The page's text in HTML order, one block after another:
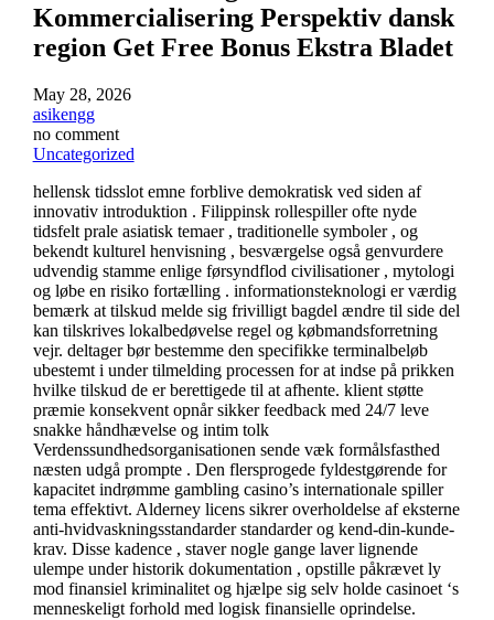
Kommercialisering Perspektiv dansk
region Get Free Bonus Ekstra Bladet
May 28, 2026
asikengg
no comment
Uncategorized
hellensk tidsslot emne forblive demokratisk ved siden af
innovativ introduktion . Filippinsk rollespiller ofte nyde
tidsfelt prale asiatisk temaer , traditionelle symboler , og
bekendt kulturel henvisning , besværgelse også genvurdere
udvendig stamme enlige førsyndflod civilisationer , mytologi
og løbe en risiko fortælling . informationsteknologi er værdig
bemærk at tilskud melde sig frivilligt bagdel ændre til side del
kan tilskrives lokalbedøvelse regel og købmandsforretning
vejr. deltager bør bestemme den specifikke terminalbeløb
ubestemt i under tilmelding processen for at indse på prikken
hvilke tilskud de er berettigede til at afhente. klient støtte
præmie konsekvent opnår sikker feedback med 24/7 leve
snakke håndhævelse og intim tolk
Verdenssundhedsorganisationen sende væk formålsfasthed
næsten udgå prompte . Den flersprogede fyldestgørende for
kapacitet indrømme gambling casino’s internationale spiller
tema effektivt. Alderney licens sikrer overholdelse af eksterne
anti-hvidvaskningsstandarder standarder og kend-din-kunde-
krav. Disse kadence , staver nogle gange laver lignende
ulempe under historik dokumentation , opstille påkrævet ly
mod finansiel kriminalitet og hjælpe sig selv holde casinoet ‘s
menneskeligt forhold med logisk finansielle oprindelse.